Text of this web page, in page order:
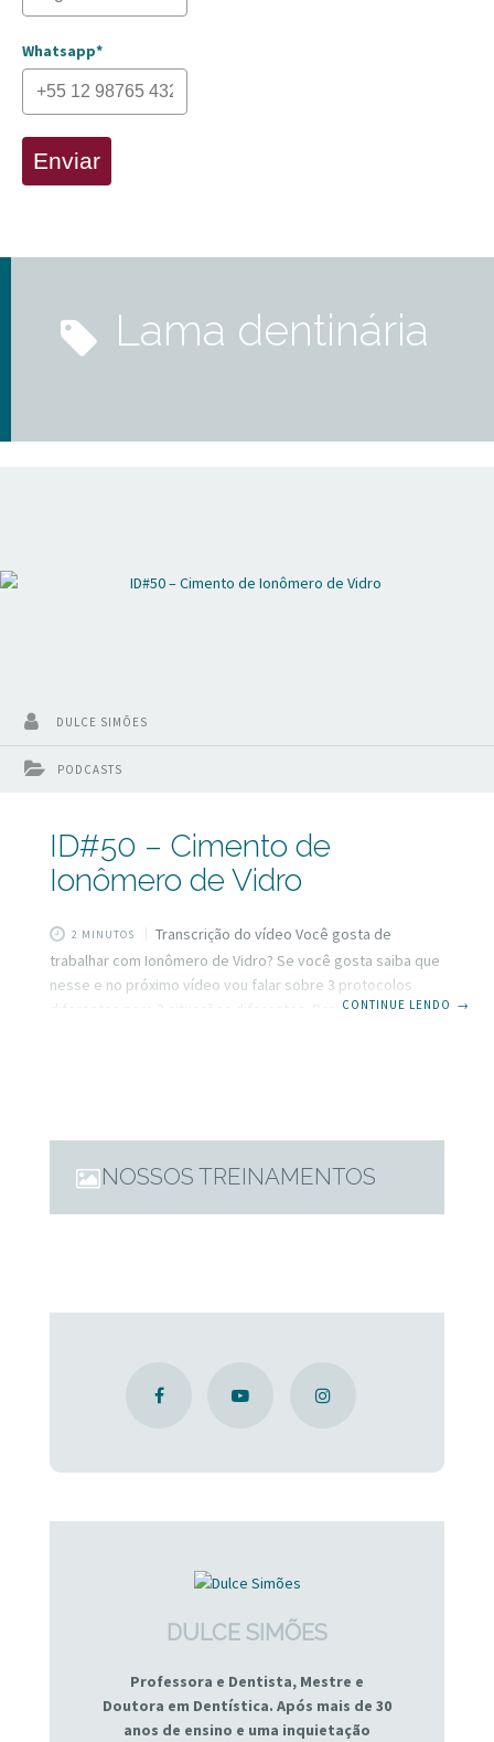
Whatsapp*
Enviar
lama dentinária
PODCASTS
DULCE SIMÕES
ID#50 – Cimento de
Ionômero de Vidro
2 MINUTOS
Transcrição do vídeo Você gosta de
trabalhar com Ionômero de Vidro? Se você gosta saiba que
nesse e no próximo vídeo vou falar sobre 3 protocolos
diferentes para 3 situações diferentes. Percebo queCONTINUE LENDO →
NOSSOS TREINAMENTOS
DULCE SIMÕES
Professora e Dentista, Mestre e
Doutora em Dentística. Após mais de 30
anos de ensino e uma inquietação